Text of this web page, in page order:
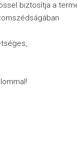
biztosítja a